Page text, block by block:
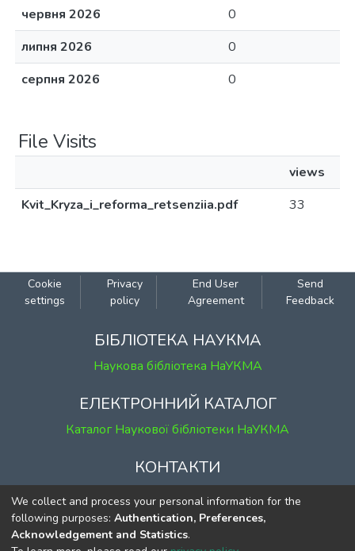
червня 2026
0
липня 2026
0
серпня 2026
0
File Visits
views
Kvit_Kryza_i_reforma_retsenziia.pdf
33
Cookie
settings
Privacy
policy
End User
Agreement
Send
Feedback
БІБЛІОТЕКА НАУКМА
Наукова бібліотека НаУКМА
ЕЛЕКТРОННИЙ КАТАЛОГ
Каталог Наукової бібліотеки НаУКМА
КОНТАКТИ
м. Київ, вул. Григорія Сковороди, 2
к. 1, к. 120
тел. (044) 463-69-31
We collect and process your personal information for the
following purposes: Authentication, Preferences,
Acknowledgement and Statistics.